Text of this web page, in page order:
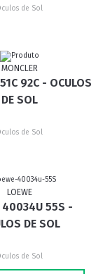
de Sol
MONCLER
92C - OCULOS
DE SOL
de Sol
LOEWE
40034U 55S -
DE SOL
de Sol